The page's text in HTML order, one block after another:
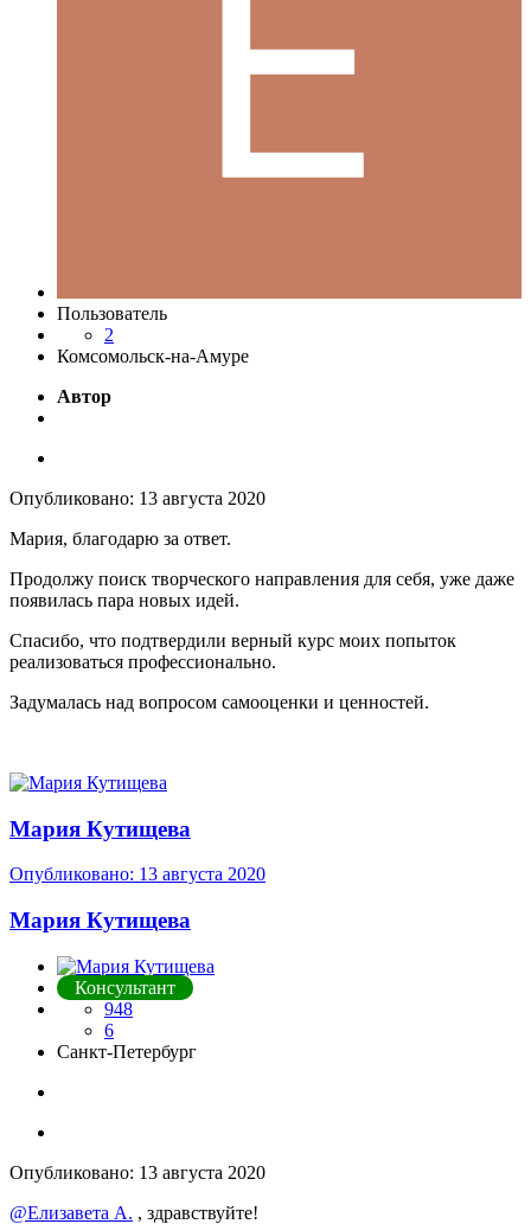
Пользователь
2
Комсомольск-на-Амуре
Автор
Опубликовано: 13 августа 2020
Мария, благодарю за ответ.
Продолжу поиск творческого направления для себя, уже даже
появилась пара новых идей.
Спасибо, что подтвердили верный курс моих попыток
реализоваться профессионально.
Задумалась над вопросом самооценки и ценностей.
Мария Кутищева
Опубликовано: 13 августа 2020
Мария Кутищева
Консультант
948
6
Санкт-Петербург
Опубликовано: 13 августа 2020
@Елизавета А. , здравствуйте!